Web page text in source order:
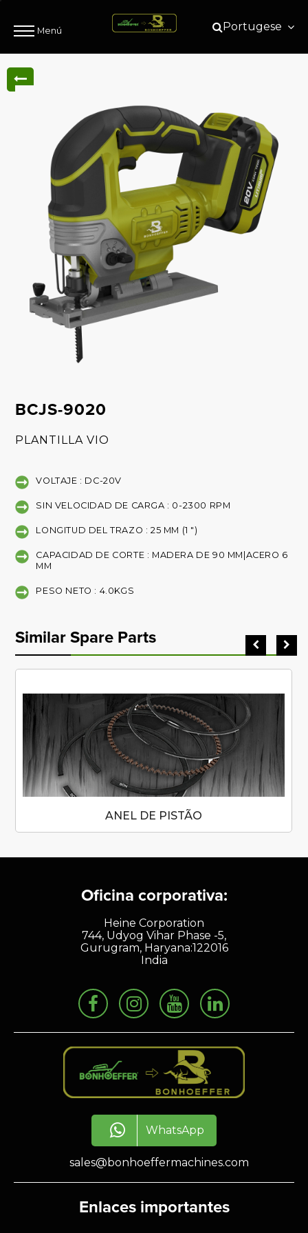
Menú Portugese
BCJS-9020
PLANTILLA VIO
VOLTAJE : DC-20V
SIN VELOCIDAD DE CARGA : 0-2300 RPM
LONGITUD DEL TRAZO : 25 MM (1 ")
CAPACIDAD DE CORTE : MADERA DE 90 MM|ACERO 6
MM
PESO NETO : 4.0KGS
Similar Spare Parts
ANEL DE PISTÃO
Oficina corporativa:
Heine Corporation
744, Udyog Vihar Phase -5,
Gurugram, Haryana:122016
India
WhatsApp
sales@bonhoeffermachines.com
Enlaces importantes